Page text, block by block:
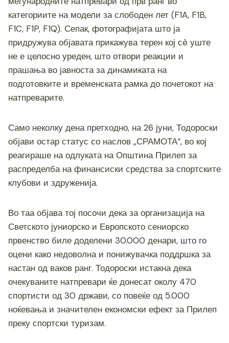
категориите на модели за слободен лет (F1A, F1B,
F1C, F1P, F1Q). Сепак, фотографијата што ја
придружува објавата прикажува терен кој сè уште
не е целосно уреден, што отвори реакции и
прашања во јавноста за динамиката на
подготовките и временската рамка до почетокот на
натпреварите.
Само неколку дена претходно, на 26 јуни, Тодороски
објави остар статус со наслов „СРАМОТА“, во кој
реагираше на одлуката на Општина Прилеп за
распределба на финансиски средства за спортските
клубови и здруженија.
Во таа објава тој посочи дека за организација на
Светското јуниорско и Европското сениорско
првенство биле доделени 30.000 денари, што го
оцени како недоволна и понижувачка поддршка за
настан од ваков ранг. Тодороски истакна дека
очекуваните натпревари ќе донесат околу 470
спортисти од 30 држави, со повеќе од 5.000
ноќевања и значителен економски ефект за Прилеп
преку спортски туризам.